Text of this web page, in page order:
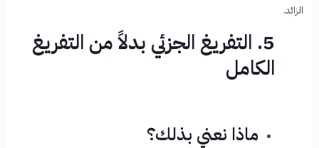
الزائد.
5. التفريغ الجزئي بدلاً من التفريغ
الكامل
ماذا نعني بذلك؟